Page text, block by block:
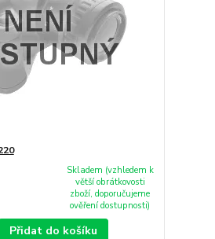
Skladem (vzhledem k
větší obrátkovosti
zboží, doporučujeme
ověření dostupnosti)
Přidat do košíku